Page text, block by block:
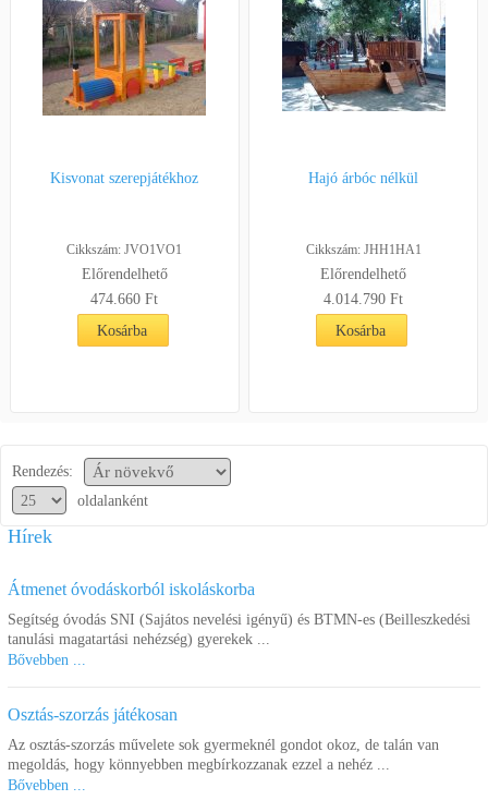
Kisvonat szerepjátékhoz
Cikkszám: JVO1VO1
Előrendelhető
474.660 Ft
Kosárba
Hajó árbóc nélkül
Cikkszám: JHH1HA1
Előrendelhető
4.014.790 Ft
Kosárba
Rendezés:
oldalanként
Hírek
Átmenet óvodáskorból iskoláskorba
Segítség óvodás SNI (Sajátos nevelési igényű) és BTMN-es (Beilleszkedési
tanulási magatartási nehézség) gyerekek ...
Bővebben ...
Osztás-szorzás játékosan
Az osztás-szorzás művelete sok gyermeknél gondot okoz, de talán van
megoldás, hogy könnyebben megbírkozzanak ezzel a nehéz ...
Bővebben ...